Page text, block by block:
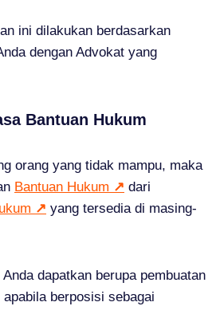
ini dilakukan berdasarkan
dengan Advokat yang
Bantuan Hukum
orang yang tidak mampu, maka
Bantuan Hukum ↗ dari
↗ yang tersedia di masing-
dapatkan berupa pembuatan
berposisi sebagai